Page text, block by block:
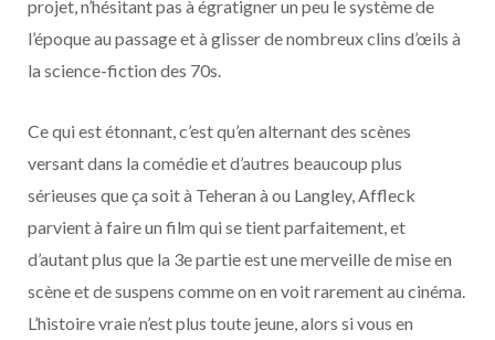
projet, n’hésitant pas à égratigner un peu le système de
l’époque au passage et à glisser de nombreux clins d’œils à
la science-fiction des 70s.
Ce qui est étonnant, c’est qu’en alternant des scènes
versant dans la comédie et d’autres beaucoup plus
sérieuses que ça soit à Teheran à ou Langley, Affleck
parvient à faire un film qui se tient parfaitement, et
d’autant plus que la 3e partie est une merveille de mise en
scène et de suspens comme on en voit rarement au cinéma.
L’histoire vraie n’est plus toute jeune, alors si vous en